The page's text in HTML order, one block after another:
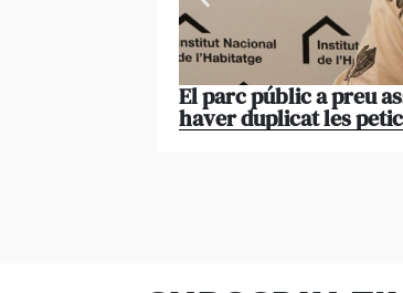
El parc públic a preu
haver duplicat les